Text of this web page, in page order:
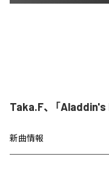
Taka.F、「
新曲情報